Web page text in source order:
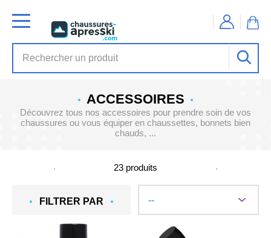
ACCESSOIRES
Découvrez tous nos accessoires pour prendre soin de vos
chaussures ou vous équiper en chaussettes, bonnets bien
chauds, ...
23 produits
FILTRER PAR